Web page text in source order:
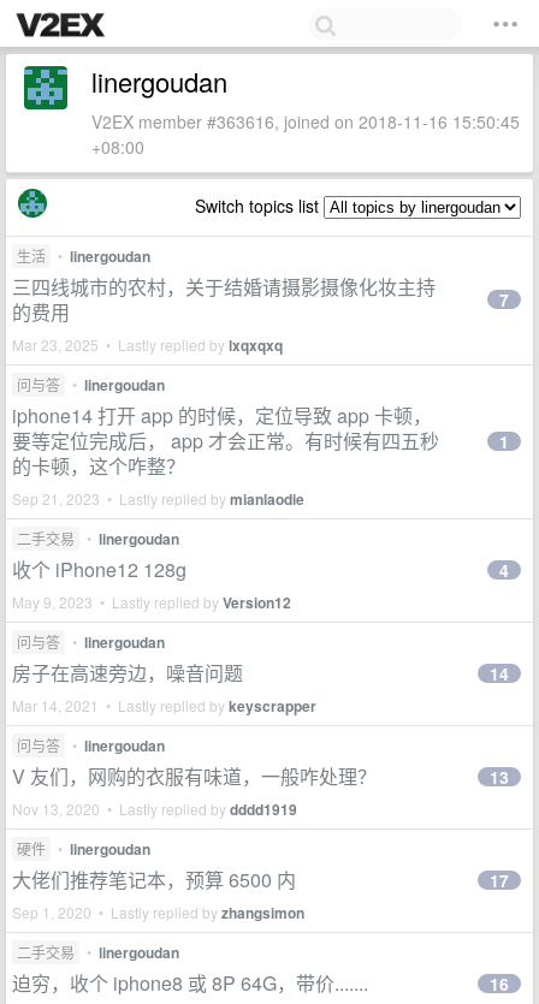
linergoudan
V2EX member #363616, joined on 2018-11-16 15:50:45
+08:00
Switch topics list
生活 • linergoudan
三四线城市的农村，关于结婚请摄影摄像化妆主持
的费用
Mar 23, 2025 • Lastly replied bylxqxqxq
7
问与答 • linergoudan
iphone14 打开 app 的时候，定位导致 app 卡顿，
要等定位完成后， app 才会正常。有时候有四五秒
的卡顿，这个咋整？
Sep 21, 2023 • Lastly replied bymianlaodie
1
二手交易 • linergoudan
收个 iPhone12 128g
May 9, 2023 • Lastly replied byVersion12
4
问与答 • linergoudan
房子在高速旁边，噪音问题
Mar 14, 2021 • Lastly replied bykeyscrapper
14
问与答 • linergoudan
V 友们，网购的衣服有味道，一般咋处理？
Nov 13, 2020 • Lastly replied bydddd1919
13
硬件 • linergoudan
大佬们推荐笔记本，预算 6500 内
Sep 1, 2020 • Lastly replied byzhangsimon
17
二手交易 • linergoudan
迫穷，收个 iphone8 或 8P 64G，带价....... 16